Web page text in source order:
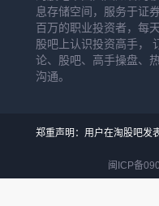
息存储空间，服务于证
百万的职业投资者，每
股吧上认识投资高手，
论、股吧、高手操盘、
沟通。
郑重声明：用户在淘股吧发
闽ICP备